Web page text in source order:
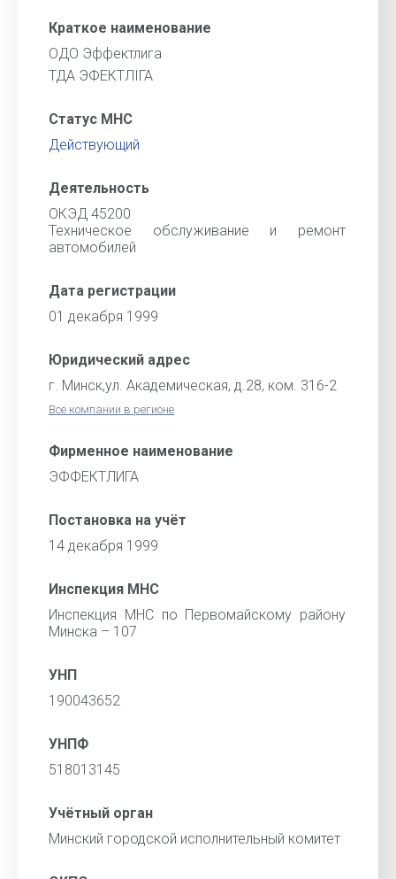
Краткое наименование
ОДО Эффектлига
ТДА ЭФЕКТЛIГА
Статус МНС
Действующий
Деятельность
ОКЭД 45200
Техническое обслуживание и ремонт
автомобилей
Дата регистрации
01 декабря 1999
Юридический адрес
г. Минск,ул. Академическая, д.28, ком. 316-2
Все компании в регионе
Фирменное наименование
ЭФФЕКТЛИГА
Постановка на учёт
14 декабря 1999
Инспекция МНС
Инспекция МНС по Первомайскому району
Минска – 107
УНП
190043652
УНПФ
518013145
Учётный орган
Минский городской исполнительный комитет